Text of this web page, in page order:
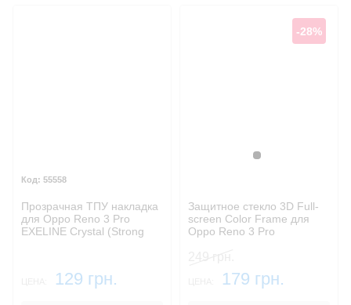
55558
Прозрачная ТПУ накладка
для Oppo Reno 3 Pro
EXELINE Crystal (Strong
129 грн.
Черный
-28%
Защитное стекло 3D Full-
screen Color Frame для
Oppo Reno 3 Pro
179 грн.